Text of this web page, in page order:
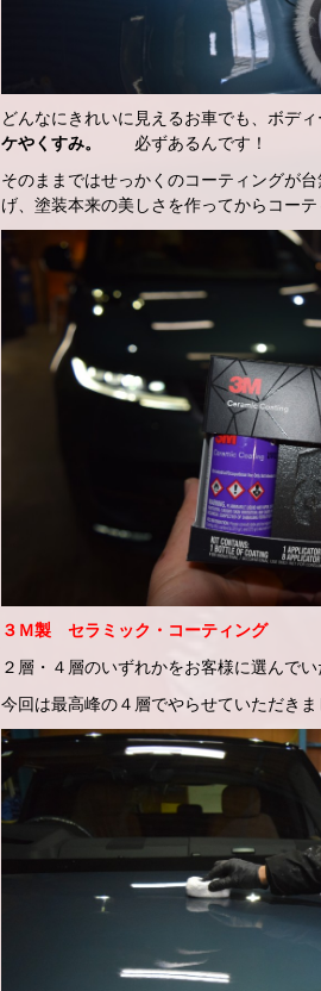
どんなにきれいに見えるお車でも、ボディ
ケやくすみ。
必ずあるんです！
そのままではせっかくのコーティングが
げ、塗装本来の美しさを作ってからコーテ
３Ｍ製 セラミック・コーティング
２層・４層のいずれかをお客様に選んでい
今回は最高峰の４層でやらせていただきま